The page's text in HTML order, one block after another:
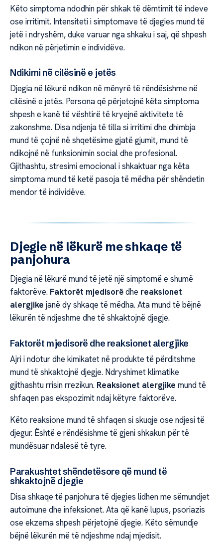
Këto simptoma ndodhin për shkak të dëmtimit të indeve
ose irritimit. Intensiteti i simptomave të djegies mund të
jetë i ndryshëm, duke varuar nga shkaku i saj, që shpesh
ndikon në përjetimin e individëve.
Ndikimi në cilësinë e jetës
Djegia në lëkurë ndikon në mënyrë të rëndësishme në
cilësinë e jetës. Persona që përjetojnë këta simptoma
shpesh e kanë të vështirë të kryejnë aktivitete të
zakonshme. Disa ndjenja të tilla si irritimi dhe dhimbja
mund të çojnë në shqetësime gjatë gjumit, mund të
ndikojnë në funksionimin social dhe profesional.
Gjithashtu, stresimi emocional i shkaktuar nga këta
simptoma mund të ketë pasoja të mëdha për shëndetin
mendor të individëve.
Djegie në lëkurë me shkaqe të
panjohura
Djegia në lëkurë mund të jetë një simptomë e shumë
faktorëve. Faktorët mjedisorëdhe reaksionet
alergjike janë dy shkaqe të mëdha. Ata mund të bëjnë
lëkurën të ndjeshme dhe të shkaktojnë djegje.
Faktorët mjedisorë dhe reaksionet alergjike
Ajri i ndotur dhe kimikatet në produkte të përditshme
mund të shkaktojnë djegje. Ndryshimet klimatike
gjithashtu rrisin rrezikun. Reaksionet alergjike mund të
shfaqen pas ekspozimit ndaj këtyre faktorëve.
Këto reaksione mund të shfaqen si skuqje ose ndjesi të
djegur. Është e rëndësishme të gjeni shkakun për të
mundësuar ndalesë të tyre.
Parakushtet shëndetësore që mund të
shkaktojnë djegie
Disa shkaqe të panjohura të djegies lidhen me sëmundjet
autoimune dhe infeksionet. Ata që kanë lupus, psoriazis
ose ekzema shpesh përjetojnë djegie. Këto sëmundje
bëjnë lëkurën më të ndjeshme ndaj mjedisit.